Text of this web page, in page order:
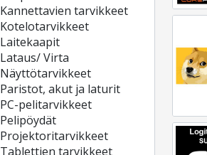
Kannettavien tarvikkeet
Kotelotarvikkeet
Laitekaapit
Lataus/ Virta
Näyttötarvikkeet
Paristot, akut ja laturit
PC-pelitarvikkeet
Pelipöydät
Projektoritarvikkeet
Tablettien tarvikkeet